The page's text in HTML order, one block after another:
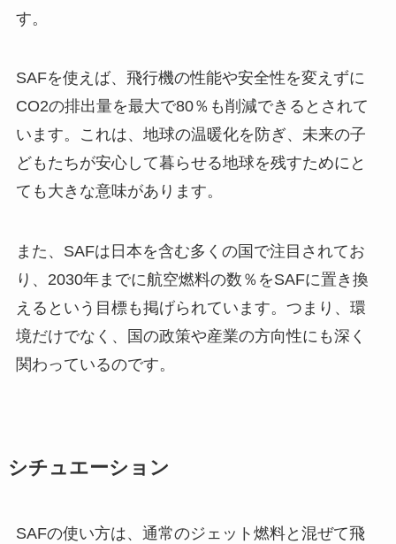
す。
SAFを使えば、飛行機の性能や安全性を変えずに
CO2の排出量を最大で80％も削減できるとされて
います。これは、地球の温暖化を防ぎ、未来の子
どもたちが安心して暮らせる地球を残すためにと
ても大きな意味があります。
また、SAFは日本を含む多くの国で注目されてお
り、2030年までに航空燃料の数％をSAFに置き換
えるという目標も掲げられています。つまり、環
境だけでなく、国の政策や産業の方向性にも深く
関わっているのです。
シチュエーション
SAFの使い方は、通常のジェット燃料と混ぜて飛